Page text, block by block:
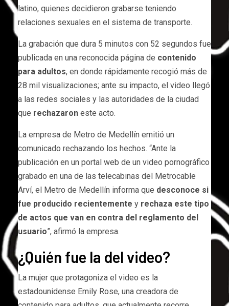
latino, quienes decidieron grabarse teniendo
relaciones sexuales en el sistema de transporte.
La grabación que dura 5 minutos con 52 segundos fue
publicada en una reconocida página de contenido
para adultos, en donde rápidamente recogió más de
28 mil visualizaciones; ante su impacto, el video llegó
a las redes sociales y las autoridades de la ciudad
que rechazaron este acto.
La empresa de Metro de Medellín emitió un
comunicado rechazando los hechos. “Ante la
publicación en un portal web de un video pornográfico
grabado en una de las telecabinas del Metrocable
Arví, el Metro de Medellín informa que desconoce si
fue producido recientemente y rechaza este tipo
de actos que van en contra del reglamento del
usuario”, afirmó la empresa.
¿Quién fue la del video?
La mujer que protagoniza el video es la
estadounidense Emily Rose, una creadora de